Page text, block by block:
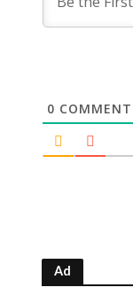
0
Ad